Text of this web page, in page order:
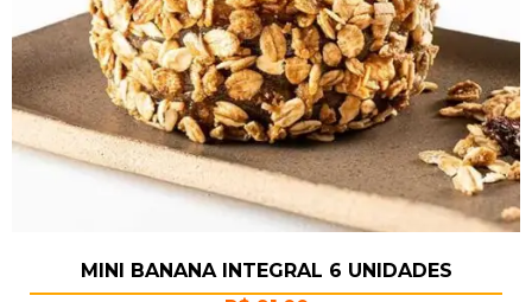
MINI BANANA INTEGRAL 6 UNIDADES